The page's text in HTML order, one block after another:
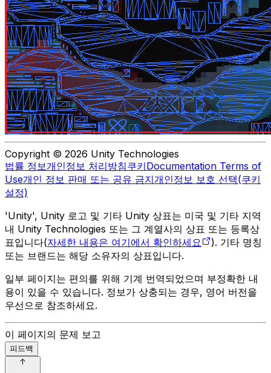
Copyright © 2026 Unity Technologies
법률 정보개인정보 처리방침쿠키Documentation Terms of
Use개인 정보 판매 또는 공유 금지개인정보 보호 선택(쿠키
설정)
'Unity', Unity 로고 및 기타 Unity 상표는 미국 및 기타 지역
내 Unity Technologies 또는 그 계열사의 상표 또는 등록상
표입니다(자세한 내용은 여기에서 확인하세요
). 기타 명칭
또는 브랜드는 해당 소유자의 상표입니다.
일부 페이지는 편의를 위해 기계 번역되었으며 부정확한 내
용이 있을 수 있습니다. 정보가 상충되는 경우, 영어 버전을
우선으로 참조하세요.
이 페이지의 문제 보고
피드백